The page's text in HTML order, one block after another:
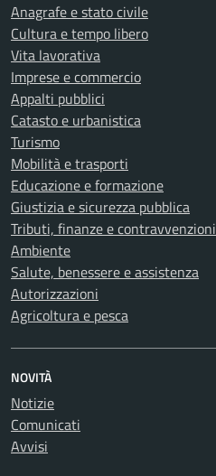
Anagrafe e stato civile
Cultura e tempo libero
Vita lavorativa
Imprese e commercio
Appalti pubblici
Catasto e urbanistica
Turismo
Mobilità e trasporti
Educazione e formazione
Giustizia e sicurezza pubblica
Tributi, finanze e contravvenzioni
Ambiente
Salute, benessere e assistenza
Autorizzazioni
Agricoltura e pesca
NOVITÀ
Notizie
Comunicati
Avvisi